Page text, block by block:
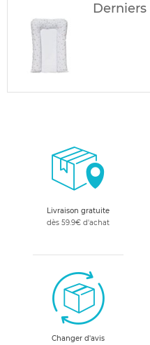
Livraison gratuite
dès 59.9€ d'achat
Changer d'avis